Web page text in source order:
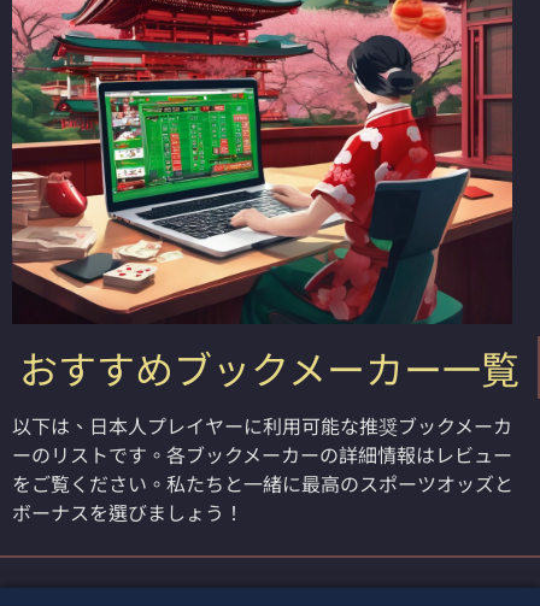
おすすめブックメーカー一覧
以下は、日本人プレイヤーに利用可能な推奨ブックメーカ
ーのリストです。各ブックメーカーの詳細情報はレビュー
をご覧ください。私たちと一緒に最高のスポーツオッズと
ボーナスを選びましょう！